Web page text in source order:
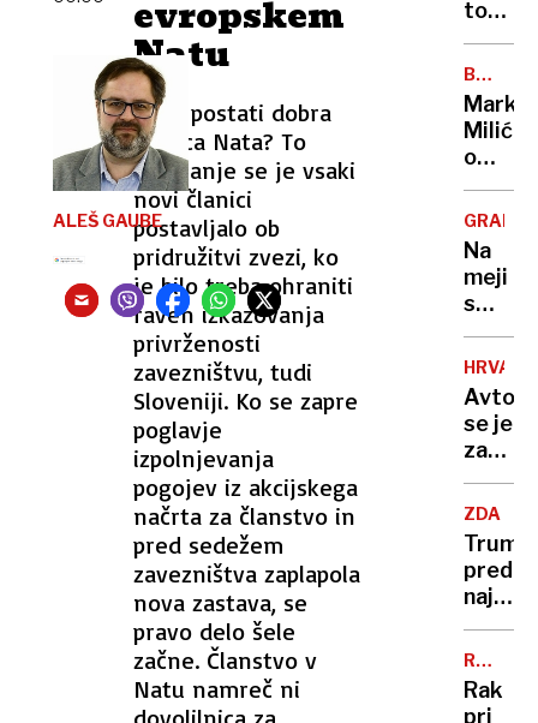
evropskem
Natu
Kako postati dobra
članica Nata? To
vprašanje se je vsaki
novi članici
postavljalo ob
pridružitvi zvezi, ko
je bilo treba ohraniti
raven izkazovanja
privrženosti
zavezništvu, tudi
Sloveniji. Ko se zapre
poglavje
izpolnjevanja
pogojev iz akcijskega
načrta za članstvo in
pred sedežem
zavezništva zaplapola
nova zastava, se
pravo delo šele
začne. Članstvo v
Natu namreč ni
ALEŠ GAUBE
z
usodi
ton
pršuta
bo
romalo
v
lastnik
ni
imel
niti
enega
BREZ
DLAKE
NA
JEZIKU
Marko
Milić
o
ki ga
je
stala
NBA-
da
sem
to
storil«
Na
meji
s
pozabil
ženo
in
proti
sem,
da
se
se je
na
rampi
potniki
so
ga
tresli
in
ZDA
Trump
pred
so
SIN
Rak
pri